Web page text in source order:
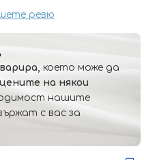
ревю
което може да
цените на някои
нашите
с вас за